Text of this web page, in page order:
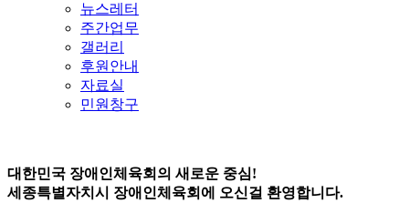
뉴스레터
주간업무
갤러리
후원안내
자료실
민원창구
대한민국 장애인체육회의 새로운 중심!
세종특별자치시 장애인체육회에 오신걸 환영합니다.